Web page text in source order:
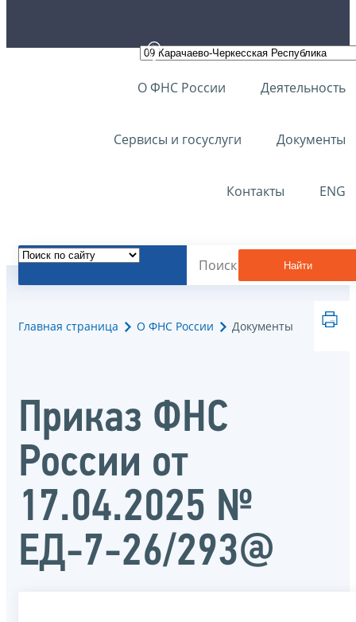
О ФНС России Деятельность
Сервисы и госуслуги Документы
Контакты ENG
Найти
Главная страница О ФНС России Документы
Приказ ФНС
России от
17.04.2025 №
ЕД-7-26/293@